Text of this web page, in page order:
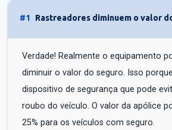
#1 Rastreadores diminuem o valor
Verdade! Realmente o equipamento
diminuir o valor do seguro. Isso
dispositivo de segurança que pode
roubo do veículo. O valor da apólice
25% para os veículos com seguro.